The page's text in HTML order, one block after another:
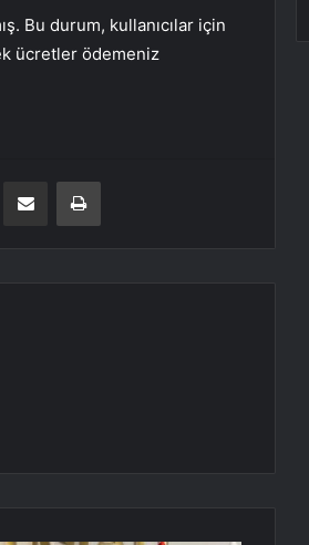
Bu durum, kullanıcılar için
ücretler ödemeniz
E-Posta ile paylaş Yazdır